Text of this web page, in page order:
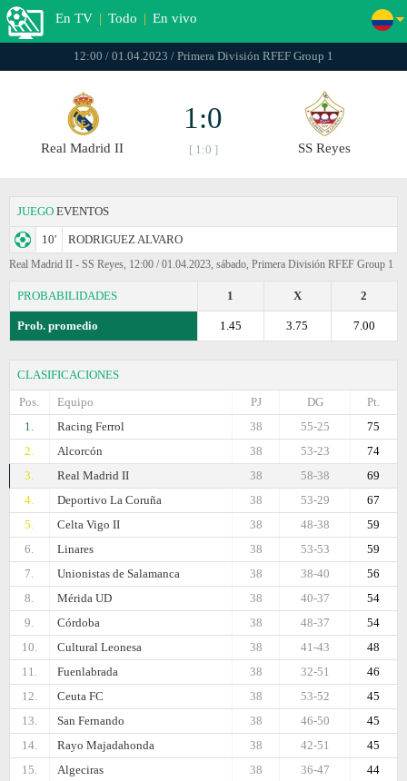
En TV | Todo | En vivo
12:00 / 01.04.2023 / Primera División RFEF Group 1
Real Madrid II
1:0
[ 1:0 ] SS Reyes
JUEGO EVENTOS
10' RODRIGUEZ ALVARO
Real Madrid II - SS Reyes, 12:00 / 01.04.2023, sábado, Primera División RFEF Group 1
PROBABILIDADES 2
X
1
Prob. promedio 7.00
3.75
1.45
CLASIFICACIONES
Pos.
Equipo Pt.
DG
PJ
1.
Racing Ferrol 75
55-25
38
2.
Alcorcón 74
53-23
38
3.
Real Madrid II 69
58-38
38
4.
Deportivo La Coruña 67
53-29
38
5.
Celta Vigo II 59
48-38
38
6.
Linares 59
53-53
38
7.
Unionistas de Salamanca 56
38-40
38
8.
Mérida UD 54
40-37
38
9.
Córdoba 54
48-37
38
10.
Cultural Leonesa 48
41-43
38
11.
Fuenlabrada 46
32-51
38
12.
Ceuta FC 45
53-52
38
13.
San Fernando 45
46-50
38
14.
Rayo Majadahonda 45
42-51
38
15.
Algeciras 44
36-47
38